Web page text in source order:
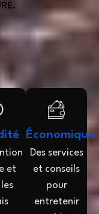
et
Économique
Des services
et conseils
pour
entretenir